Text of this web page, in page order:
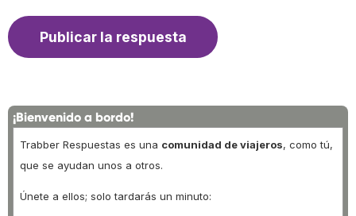
¡Bienvenido a bordo!
Trabber Respuestas es una comunidad de viajeros, como tú,
que se ayudan unos a otros.
Únete a ellos; solo tardarás un minuto: